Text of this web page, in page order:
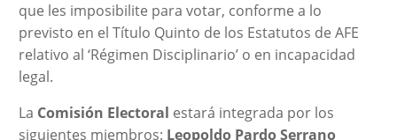
que les imposibilite para votar, conforme a lo
previsto en el Título Quinto de los Estatutos de AFE
relativo al ‘Régimen Disciplinario’ o en incapacidad
legal.
La Comisión Electoral estará integrada por los
siguientes miembros: Leopoldo Pardo Serrano